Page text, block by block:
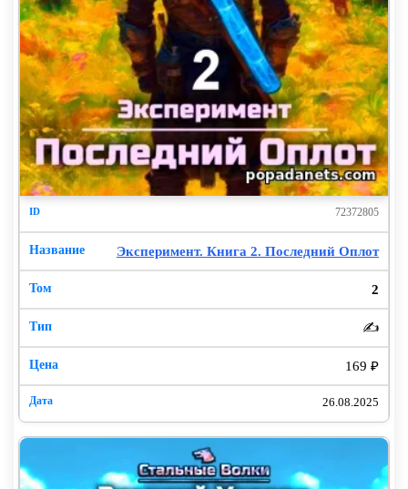
72372805
Эксперимент. Книга 2. Последний Оплот
2
✍️
169 ₽
26.08.2025